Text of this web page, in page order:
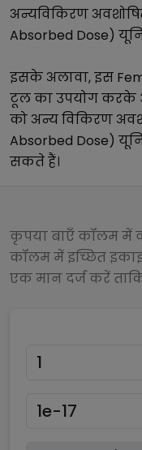
अन्यविकिरण
Absorbed Dose)
इसके अलावा, इस
टूल का उपयोग
को अन्यविकिरण
Absorbed Dose)
सकते हैं।
कृपया बाएँ कॉलम में
कॉलम में इच्छित
एक मान दर्ज करें